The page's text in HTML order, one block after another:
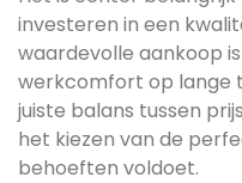
investeren in een
waardevolle aankoop
werkcomfort op lange
juiste balans tussen
het kiezen van de
behoeften voldoet.